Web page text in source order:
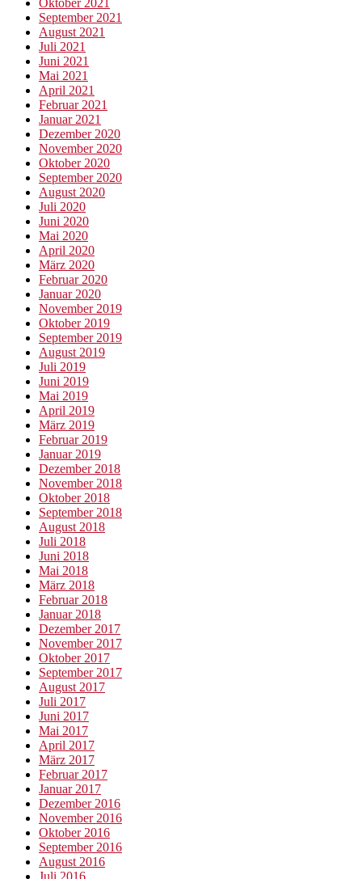
Oktober 2021
September 2021
August 2021
Juli 2021
Juni 2021
Mai 2021
April 2021
Februar 2021
Januar 2021
Dezember 2020
November 2020
Oktober 2020
September 2020
August 2020
Juli 2020
Juni 2020
Mai 2020
April 2020
März 2020
Februar 2020
Januar 2020
November 2019
Oktober 2019
September 2019
August 2019
Juli 2019
Juni 2019
Mai 2019
April 2019
März 2019
Februar 2019
Januar 2019
Dezember 2018
November 2018
Oktober 2018
September 2018
August 2018
Juli 2018
Juni 2018
Mai 2018
März 2018
Februar 2018
Januar 2018
Dezember 2017
November 2017
Oktober 2017
September 2017
August 2017
Juli 2017
Juni 2017
Mai 2017
April 2017
März 2017
Februar 2017
Januar 2017
Dezember 2016
November 2016
Oktober 2016
September 2016
August 2016